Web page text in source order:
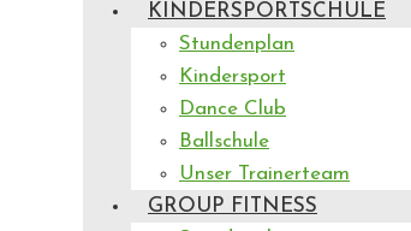
KINDERSPORTSCHULE
Stundenplan
Kindersport
Dance Club
Ballschule
Unser Trainerteam
GROUP FITNESS